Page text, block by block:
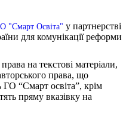
"Смарт Освіта" у партнерстві
для комунікації реформи
на текстові матеріали,
права, що
ГО “Смарт освіта”, крім
пряму вказівку на